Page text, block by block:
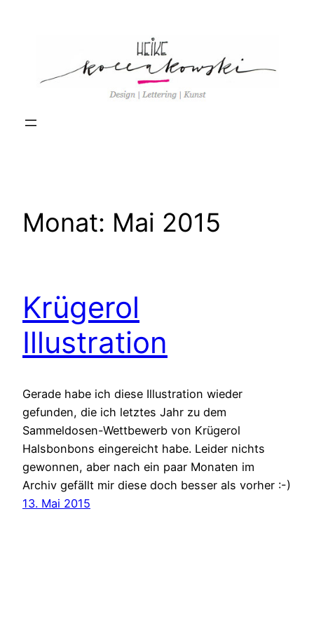
Monat: Mai 2015
Krügerol
Illustration
Gerade habe ich diese Illustration wieder
gefunden, die ich letztes Jahr zu dem
Sammeldosen-Wettbewerb von Krügerol
Halsbonbons eingereicht habe. Leider nichts
gewonnen, aber nach ein paar Monaten im
Archiv gefällt mir diese doch besser als vorher :-)
13. Mai 2015